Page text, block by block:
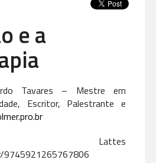
e a
Tavares – Mestre em
Escritor, Palestrante e
Lattes
9745921265767806